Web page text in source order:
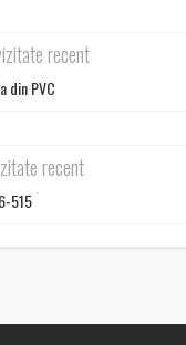
recent
din PVC
recent
515